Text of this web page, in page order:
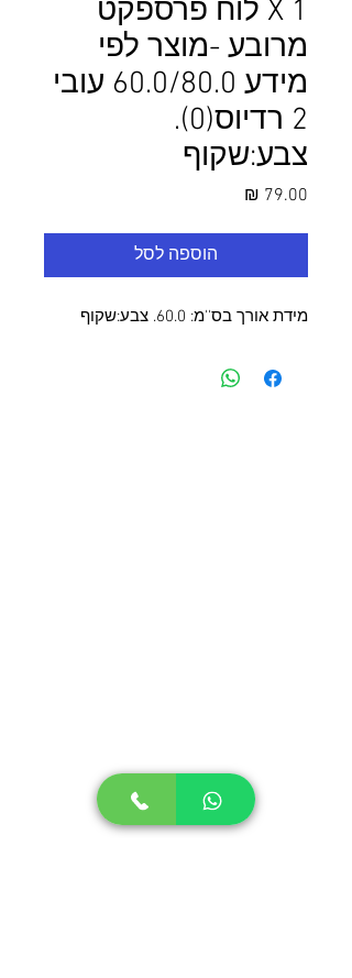
1 X לוח פרספקט
מרובע -מוצר לפי
מידע 60.0/80.0 עובי
2 רדיוס(0).
צבע:שקוף
הוספה לסל
מידת אורך בס''מ: 60.0. צבע:שקוף